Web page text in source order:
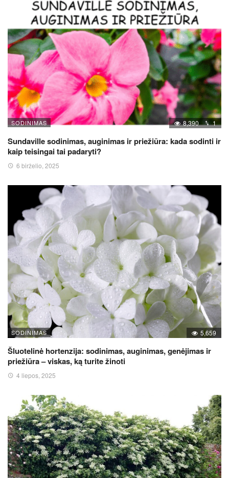
SODINIMAS 8,390 1
Sundaville sodinimas, auginimas ir priežiūra: kada sodinti ir
kaip teisingai tai padaryti?
6 birželio, 2025
SODINIMAS 5,659
Šluotelinė hortenzija: sodinimas, auginimas, genėjimas ir
priežiūra – viskas, ką turite žinoti
4 liepos, 2025